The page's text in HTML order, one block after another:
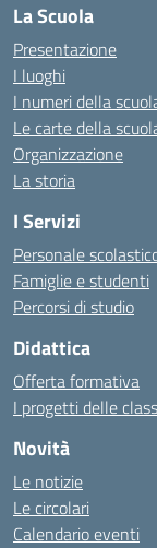
La Scuola
Presentazione
I luoghi
I numeri della
Le carte della
Organizzazione
La storia
I Servizi
Personale
Famiglie e studenti
Percorsi di studio
Didattica
Offerta formativa
I progetti delle
Novità
Le notizie
Le circolari
Calendario eventi